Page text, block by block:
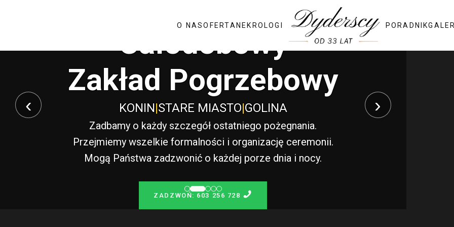
O NASOFERTANEKROLOGI PORADNIK
Całodobowy
Zakład Pogrzebowy
KONIN|STARE MIASTO|GOLINA
Zadbamy o każdy szczegół ostatniego pożegnania.
Przejmiemy wszelkie formalności i organizację ceremonii.
Mogą Państwa zadzwonić o każdej porze dnia i nocy.
ZADZWOŃ: 603 256 728
‹ ›